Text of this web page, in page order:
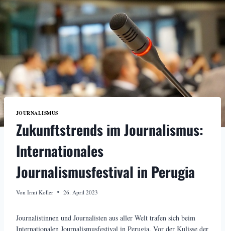
JOURNALISMUS
Zukunftstrends im Journalismus:
Internationales
Journalismusfestival in Perugia
Von Irmi Koller 26. April 2023
Journalistinnen und Journalisten aus aller Welt trafen sich beim
Internationalen Journalismusfestival in Perugia. Vor der Kulisse der